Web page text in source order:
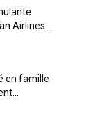
Airlines...
en famille